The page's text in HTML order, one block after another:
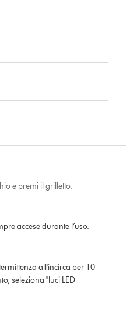
e premi il grilletto.
accese durante l’uso.
all'incirca per 10
seleziona "luci LED